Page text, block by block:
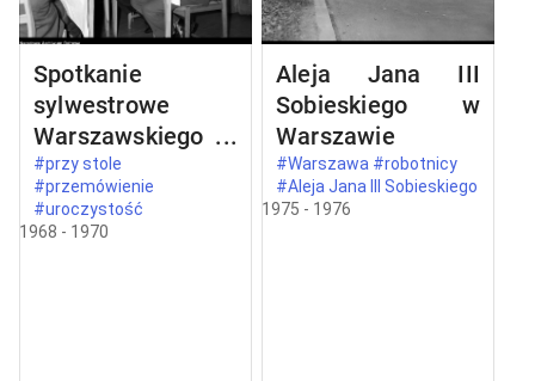
Spotkanie
sylwestrowe
Warszawskiego
Komitetu
Zjednoczonego
Stronnictwa
#przy stole
#przemówienie
#uroczystość
1968 - 1970
Aleja Jana III
Sobieskiego w
Warszawie
#Warszawa #robotnicy
#Aleja Jana III Sobieskiego
1975 - 1976